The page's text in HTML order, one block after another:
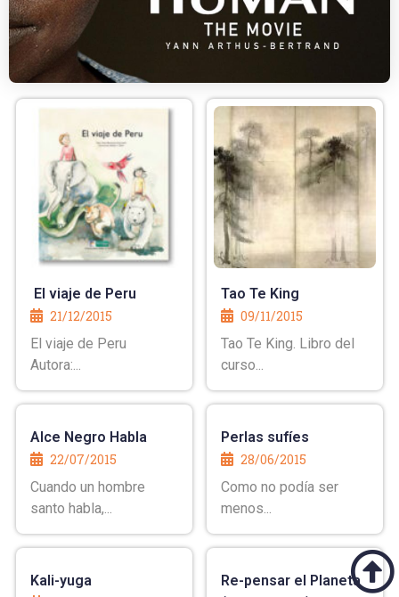
El viaje de Peru
21/12/2015
El viaje de Peru
Autora:...
Tao Te King
09/11/2015
Tao Te King. Libro del
curso...
Alce Negro Habla
22/07/2015
Cuando un hombre
santo habla,...
Perlas sufíes
28/06/2015
Como no podía ser
menos...
Kali-yuga
Re-pensar el Planeta